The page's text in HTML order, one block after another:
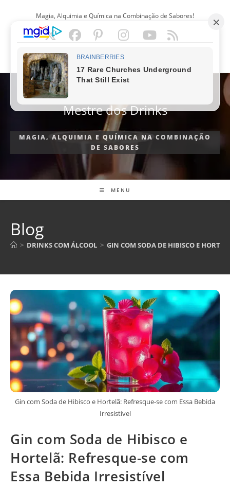
Magia, Alquimia e Química na Combinação de Sabores!
PORTUGUÊS
Mestre dos Drinks
MAGIA, ALQUIMIA E QUÍMICA NA COMBINAÇÃO
DE SABORES
MENU
Blog
> DRINKS COM ÁLCOOL > GIN COM SODA DE HIBISCO E
Gin com Soda de Hibisco e Hortelã: Refresque-se com Essa Bebida
Irresistível
Gin com Soda de Hibisco e
Hortelã: Refresque-se com
Essa Bebida Irresistível